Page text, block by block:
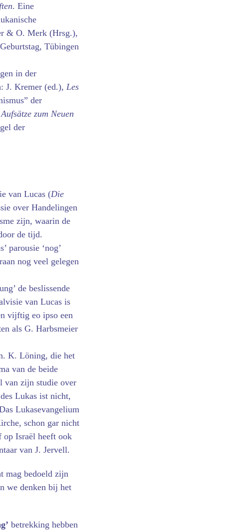
. Eine
& O. Merk (Hrsg.),
Tübingen
in der
J. Kremer (ed.), Les
der
Aufsätze zum Neuen
der
van Lucas (Die
over Hande­lingen
zijn, waarin de
de tijd.
parousie ‘nog’
nog veel gelegen
de be­slissende
van Lucas is
vijftig eo ipso een
als G. Harbsmeier
K. Löning, die het
van de beide
van zijn studie over
Lukas ist nicht,
Lukasevangelium
schon gar nicht
op Israël heeft ook
van J. Jervell.
mag bedoeld zijn
we denken bij het
betrekking hebben